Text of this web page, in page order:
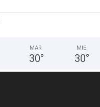
MAR
30°
MIE
30°